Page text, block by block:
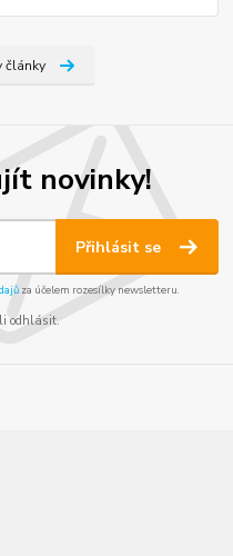
články
novinky!
Přihlásit se
za účelem rozesílky newsletteru.
odhlásit.